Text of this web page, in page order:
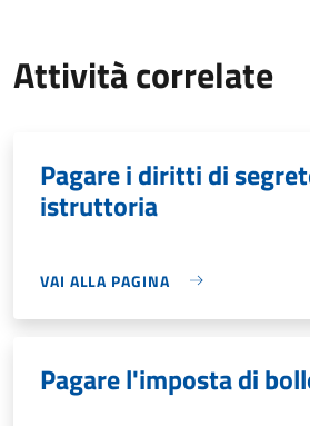
Attività correlate
Pagare i diritti di
istruttoria
VAI ALLA PAGINA
Pagare l'imposta di